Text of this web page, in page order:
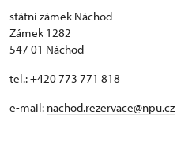
sezónní průvodce na
památce se později
akcí, prezentaci
publikace o zámku
roce 2019. Téhož
památkovou správu
státní zámek Náchod
Zámek 1282
547 01 Náchod
tel.: +420 773 771 818
e-mail: nachod.rezervace@npu.cz